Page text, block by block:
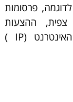
פרסומות
ההצעות
(
IP
)